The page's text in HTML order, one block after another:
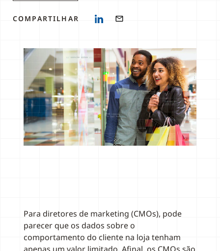
COMPARTILHAR
Para diretores de marketing (CMOs), pode
parecer que os dados sobre o
comportamento do cliente na loja tenham